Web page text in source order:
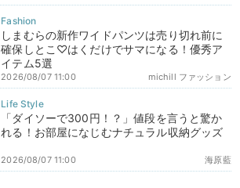
しまむらの新作ワイドパンツは売り切れ前に
確保しとこ♡はくだけでサマになる！優秀ア
イテム5選
michill ファッション
2026/08/07 11:00
「ダイソーで300円！？」値段を言うと驚か
れる！お部屋になじむナチュラル収納グッズ
海原藍
2026/08/07 11:00